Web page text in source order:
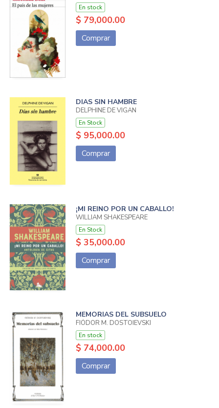
En stock
$ 79,000.00
Comprar
DIAS SIN HAMBRE
DELPHINE DE VIGAN
En Stock
$ 95,000.00
Comprar
¡MI REINO POR UN CABALLO!
WILLIAM SHAKESPEARE
En Stock
$ 35,000.00
Comprar
MEMORIAS DEL SUBSUELO
FIÓDOR M. DOSTOIEVSKI
En stock
$ 74,000.00
Comprar